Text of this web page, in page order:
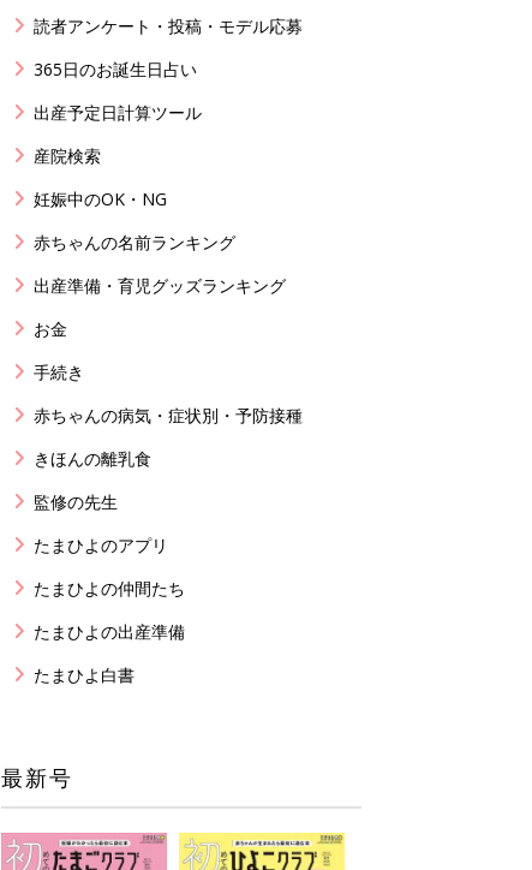
読者アンケート・投稿・モデル応募
365日のお誕生日占い
出産予定日計算ツール
産院検索
妊娠中のOK・NG
赤ちゃんの名前ランキング
出産準備・育児グッズランキング
お金
手続き
赤ちゃんの病気・症状別・予防接種
きほんの離乳食
監修の先生
たまひよのアプリ
たまひよの仲間たち
たまひよの出産準備
たまひよ白書
最新号